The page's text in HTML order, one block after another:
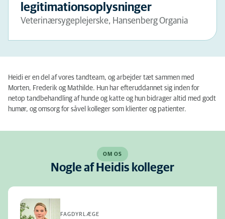
legitimationsoplysninger
Veterinærsygeplejerske, Hansenberg Organia
Heidi er en del af vores tandteam, og arbejder tæt sammen med
Morten, Frederik og Mathilde. Hun har efteruddannet sig inden for
netop tandbehandling af hunde og katte og hun bidrager altid med godt
humør, og omsorg for såvel kolleger som klienter og patienter.
OM OS
Nogle af Heidis kolleger
FAGDYRLÆGE